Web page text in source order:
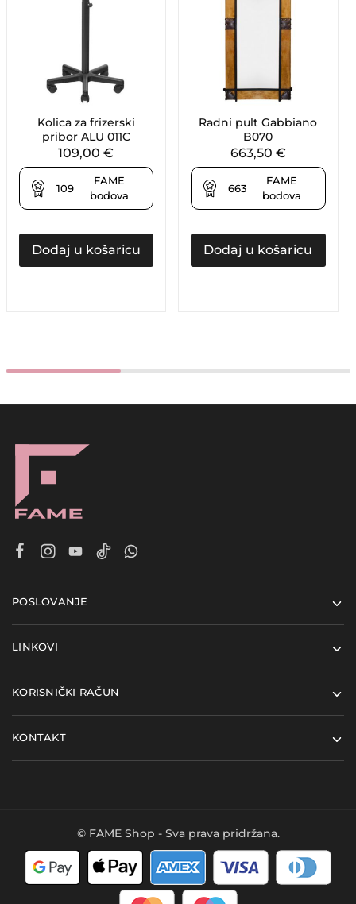
Kolica za frizerski
pribor ALU 011C
109,00€
109
FAME
bodova
Dodaj u košaricu
Radni pult Gabbiano
B070
663,50 €
663
FAME
bodova
Dodaj u košaricu
POSLOVANJE
LINKOVI
KORISNIČKI RAČUN
KONTAKT
© FAME Shop - Sva prava pridržana.
Kupi ovaj proizvod i